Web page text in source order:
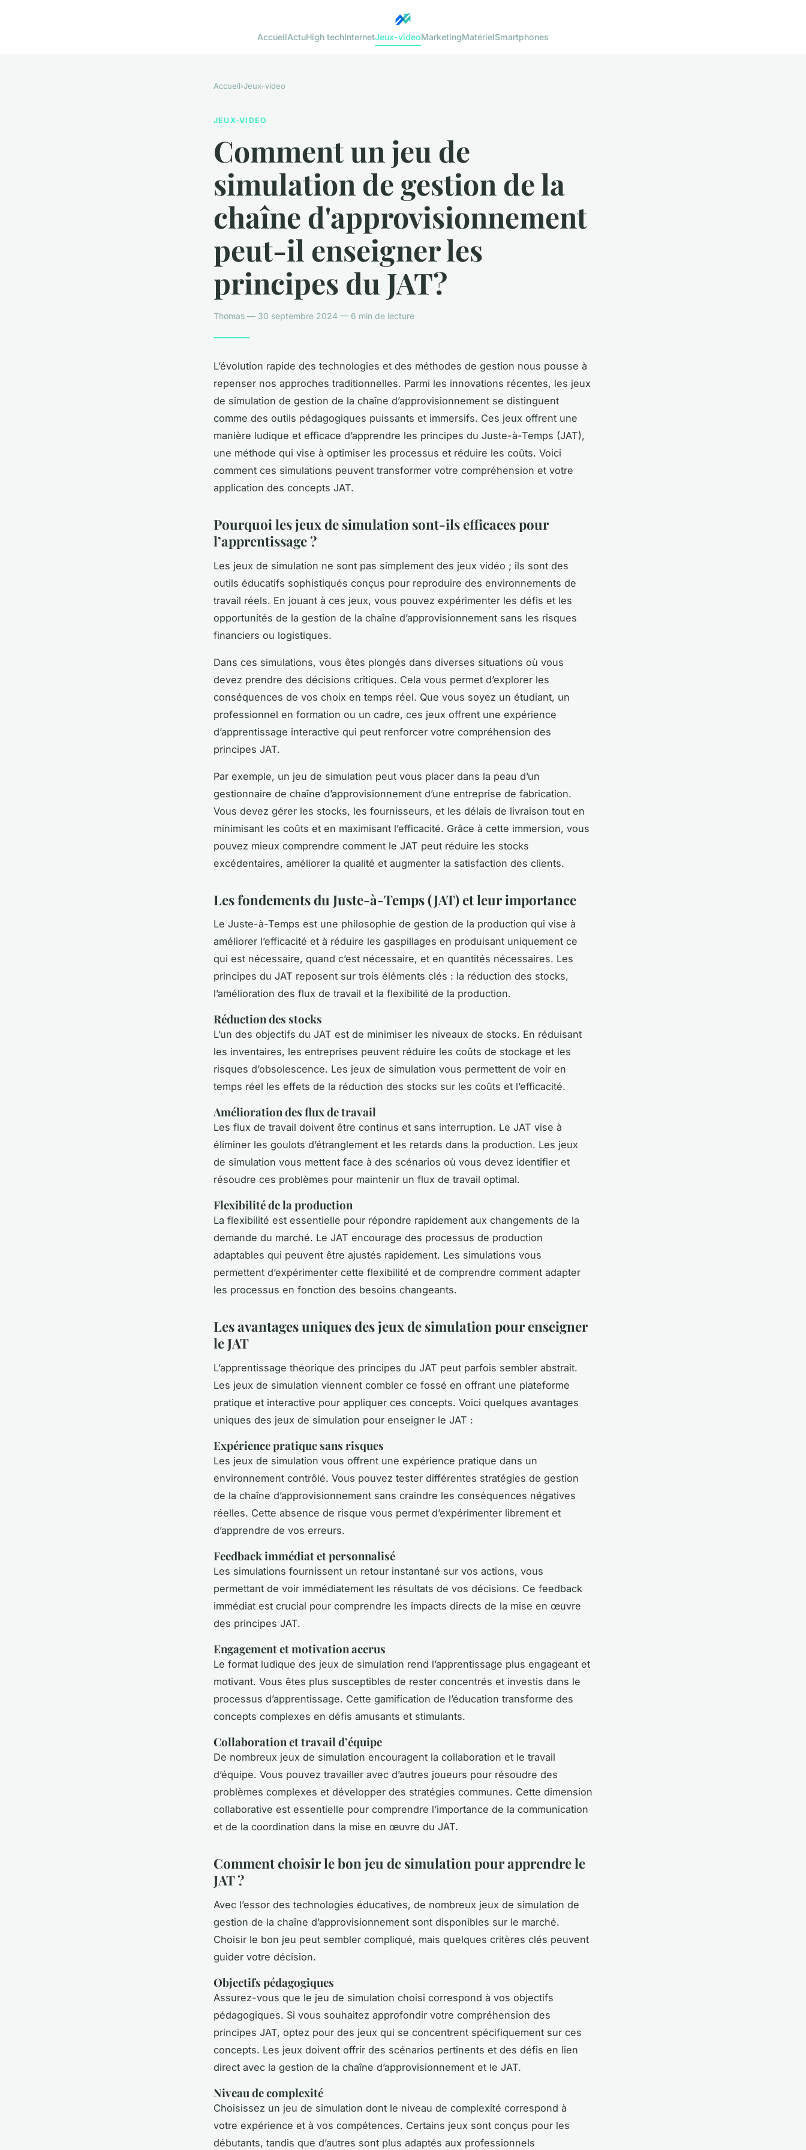
AccueilActuHigh techInternetJeux-videoMarketingMatérielSmartphones
Accueil›Jeux-video
JEUX-VIDEO
Comment un jeu de
simulation de gestion de la
chaîne d'approvisionnement
peut-il enseigner les
principes du JAT?
Thomas — 30 septembre 2024 — 6 min de lecture
L’évolution rapide des technologies et des méthodes de gestion nous pousse à
repenser nos approches traditionnelles. Parmi les innovations récentes, les jeux
de simulation de gestion de la chaîne d’approvisionnement se distinguent
comme des outils pédagogiques puissants et immersifs. Ces jeux offrent une
manière ludique et efficace d’apprendre les principes du Juste-à-Temps (JAT),
une méthode qui vise à optimiser les processus et réduire les coûts. Voici
comment ces simulations peuvent transformer votre compréhension et votre
application des concepts JAT.
Pourquoi les jeux de simulation sont-ils efficaces pour
l’apprentissage ?
Les jeux de simulation ne sont pas simplement des jeux vidéo ; ils sont des
outils éducatifs sophistiqués conçus pour reproduire des environnements de
travail réels. En jouant à ces jeux, vous pouvez expérimenter les défis et les
opportunités de la gestion de la chaîne d’approvisionnement sans les risques
financiers ou logistiques.
Dans ces simulations, vous êtes plongés dans diverses situations où vous
devez prendre des décisions critiques. Cela vous permet d’explorer les
conséquences de vos choix en temps réel. Que vous soyez un étudiant, un
professionnel en formation ou un cadre, ces jeux offrent une expérience
d’apprentissage interactive qui peut renforcer votre compréhension des
principes JAT.
Par exemple, un jeu de simulation peut vous placer dans la peau d’un
gestionnaire de chaîne d’approvisionnement d’une entreprise de fabrication.
Vous devez gérer les stocks, les fournisseurs, et les délais de livraison tout en
minimisant les coûts et en maximisant l’efficacité. Grâce à cette immersion, vous
pouvez mieux comprendre comment le JAT peut réduire les stocks
excédentaires, améliorer la qualité et augmenter la satisfaction des clients.
Les fondements du Juste-à-Temps (JAT) et leur importance
Le Juste-à-Temps est une philosophie de gestion de la production qui vise à
améliorer l’efficacité et à réduire les gaspillages en produisant uniquement ce
qui est nécessaire, quand c’est nécessaire, et en quantités nécessaires. Les
principes du JAT reposent sur trois éléments clés : la réduction des stocks,
l’amélioration des flux de travail et la flexibilité de la production.
Réduction des stocks
L’un des objectifs du JAT est de minimiser les niveaux de stocks. En réduisant
les inventaires, les entreprises peuvent réduire les coûts de stockage et les
risques d’obsolescence. Les jeux de simulation vous permettent de voir en
temps réel les effets de la réduction des stocks sur les coûts et l’efficacité.
Amélioration des flux de travail
Les flux de travail doivent être continus et sans interruption. Le JAT vise à
éliminer les goulots d’étranglement et les retards dans la production. Les jeux
de simulation vous mettent face à des scénarios où vous devez identifier et
résoudre ces problèmes pour maintenir un flux de travail optimal.
Flexibilité de la production
La flexibilité est essentielle pour répondre rapidement aux changements de la
demande du marché. Le JAT encourage des processus de production
adaptables qui peuvent être ajustés rapidement. Les simulations vous
permettent d’expérimenter cette flexibilité et de comprendre comment adapter
les processus en fonction des besoins changeants.
Les avantages uniques des jeux de simulation pour enseigner
le JAT
L’apprentissage théorique des principes du JAT peut parfois sembler abstrait.
Les jeux de simulation viennent combler ce fossé en offrant une plateforme
pratique et interactive pour appliquer ces concepts. Voici quelques avantages
uniques des jeux de simulation pour enseigner le JAT :
Expérience pratique sans risques
Les jeux de simulation vous offrent une expérience pratique dans un
environnement contrôlé. Vous pouvez tester différentes stratégies de gestion
de la chaîne d’approvisionnement sans craindre les conséquences négatives
réelles. Cette absence de risque vous permet d’expérimenter librement et
d’apprendre de vos erreurs.
Feedback immédiat et personnalisé
Les simulations fournissent un retour instantané sur vos actions, vous
permettant de voir immédiatement les résultats de vos décisions. Ce feedback
immédiat est crucial pour comprendre les impacts directs de la mise en œuvre
des principes JAT.
Engagement et motivation accrus
Le format ludique des jeux de simulation rend l’apprentissage plus engageant et
motivant. Vous êtes plus susceptibles de rester concentrés et investis dans le
processus d’apprentissage. Cette gamification de l’éducation transforme des
concepts complexes en défis amusants et stimulants.
Collaboration et travail d’équipe
De nombreux jeux de simulation encouragent la collaboration et le travail
d’équipe. Vous pouvez travailler avec d’autres joueurs pour résoudre des
problèmes complexes et développer des stratégies communes. Cette dimension
collaborative est essentielle pour comprendre l’importance de la communication
et de la coordination dans la mise en œuvre du JAT.
Comment choisir le bon jeu de simulation pour apprendre le
JAT ?
Avec l’essor des technologies éducatives, de nombreux jeux de simulation de
gestion de la chaîne d’approvisionnement sont disponibles sur le marché.
Choisir le bon jeu peut sembler compliqué, mais quelques critères clés peuvent
guider votre décision.
Objectifs pédagogiques
Assurez-vous que le jeu de simulation choisi correspond à vos objectifs
pédagogiques. Si vous souhaitez approfondir votre compréhension des
principes JAT, optez pour des jeux qui se concentrent spécifiquement sur ces
concepts. Les jeux doivent offrir des scénarios pertinents et des défis en lien
direct avec la gestion de la chaîne d’approvisionnement et le JAT.
Niveau de complexité
Choisissez un jeu de simulation dont le niveau de complexité correspond à
votre expérience et à vos compétences. Certains jeux sont conçus pour les
débutants, tandis que d’autres sont plus adaptés aux professionnels